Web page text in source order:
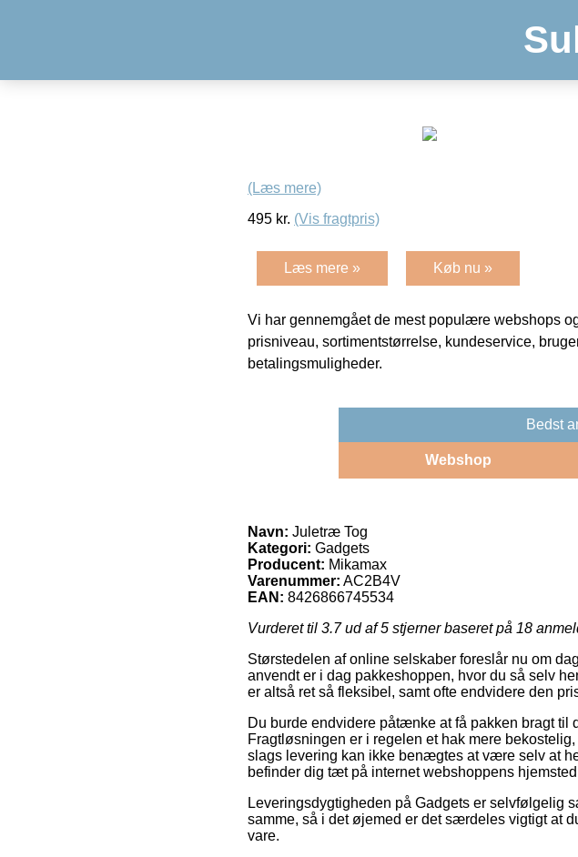
(Læs mere)
495 kr. (Vis fragtpris)
Læs mere » Køb nu »
Vi har gennemgået de mest populære webshops
prisniveau, sortimentstørrelse, kundeservice,
betalingsmuligheder.
Bedst
Webshop
Navn: Juletræ Tog
Kategori: Gadgets
Producent: Mikamax
Varenummer: AC2B4V
EAN: 8426866745534
Vurderet til 3.7ud af 5 stjerner baseret på 18
Størstedelen af online selskaber foreslår nu om
anvendt er i dag pakkeshoppen, hvor du så selv
er altså ret så fleksibel, samt ofte endvidere den
Du burde endvidere påtænke at få pakken bragt
Fragtløsningen er i regelen et hak mere
slags levering kan ikke benægtes at være selv at
befinder dig tæt på internet webshoppens
Leveringsdygtigheden på Gadgets er selvfølgelig
samme, så i det øjemed er det særdeles vigtigt at
vare.